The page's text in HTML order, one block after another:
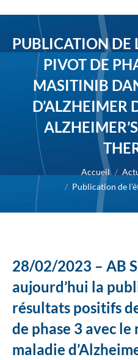
PUBLICATION DE
PIVOT DE
MASITINIB
D’ALZHEIMER
Vous êtes ici : Accueil
Publication de
28/02/2023 – AB
aujourd’hui la
résultats positifs
de phase 3 avec
maladie